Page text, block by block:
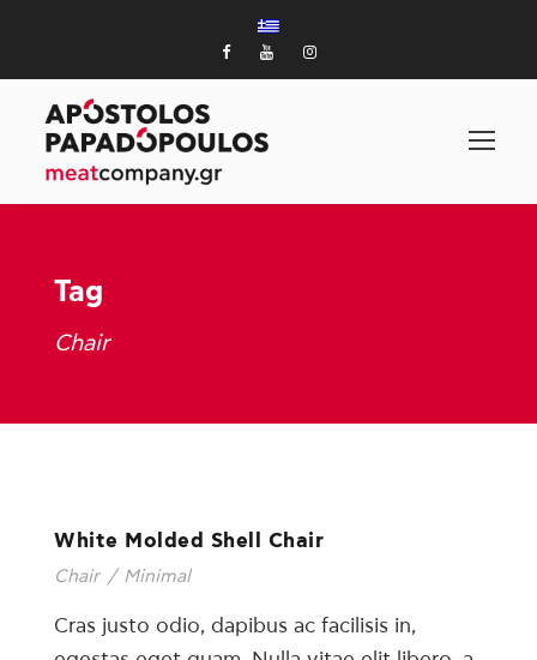
Tag
Chair
White Molded Shell Chair
Chair / Minimal
Cras justo odio, dapibus ac facilisis in,